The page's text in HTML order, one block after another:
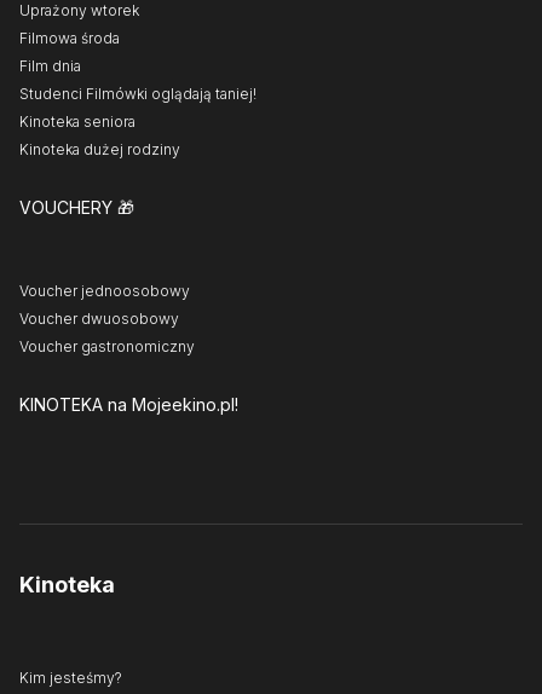
Uprażony wtorek
Filmowa środa
Film dnia
Studenci Filmówki oglądają taniej!
Kinoteka seniora
Kinoteka dużej rodziny
VOUCHERY 🎁
Voucher jednoosobowy
Voucher dwuosobowy
Voucher gastronomiczny
KINOTEKA na Mojeekino.pl!
Kinoteka
Kim jesteśmy?